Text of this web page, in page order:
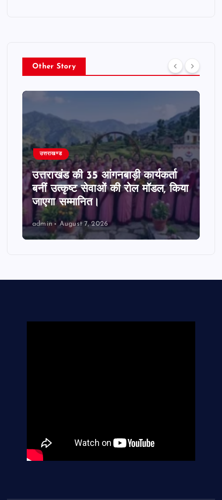
Other Story
उत्तराखण्ड
उत्तराखंड की 35 आंगनबाड़ी कार्यकर्ता
बनीं उत्कृष्ट सेवाओं की रोल मॉडल, किया
जाएगा सम्मानित।
admin August 7, 2026